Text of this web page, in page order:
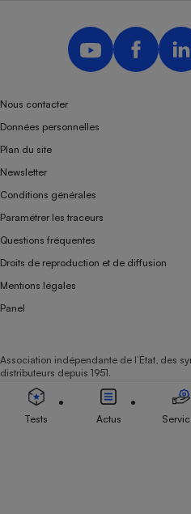
Nous contacter
Données personnelles
Plan du site
Newsletter
Conditions générales
Paramétrer les traceurs
Questions fréquentes
Droits de reproduction et de diffusion
Mentions légales
Panel
Association indépendante de l’État, des
distributeurs depuis 1951.
Tests Actus